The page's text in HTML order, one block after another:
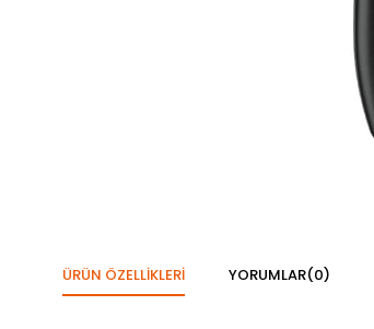
ÜRÜN ÖZELLIKLERI YORUMLAR(0)